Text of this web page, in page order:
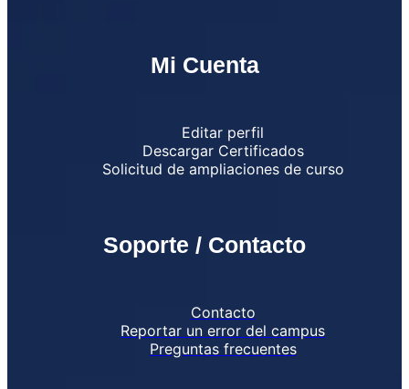
Mi Cuenta
Editar perfil
Descargar Certificados
Solicitud de ampliaciones de curso
Soporte / Contacto
Contacto
Reportar un error del campus
Preguntas frecuentes